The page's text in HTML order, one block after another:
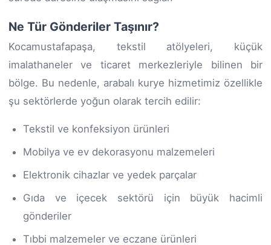
Ne Tür Gönderiler Taşınır?
Kocamustafapaşa, tekstil atölyeleri, küçük
imalathaneler ve ticaret merkezleriyle bilinen bir
bölge. Bu nedenle, arabalı kurye hizmetimiz özellikle
şu sektörlerde yoğun olarak tercih edilir:
Tekstil ve konfeksiyon ürünleri
Mobilya ve ev dekorasyonu malzemeleri
Elektronik cihazlar ve yedek parçalar
Gıda ve içecek sektörü için büyük hacimli
gönderiler
Tıbbi malzemeler ve eczane ürünleri